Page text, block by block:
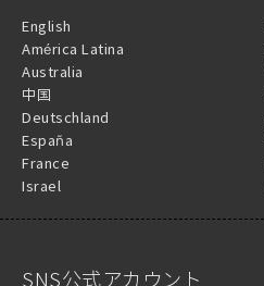
English
América Latina
Australia
中国
Deutschland
España
France
Israel
SNS公式アカウント